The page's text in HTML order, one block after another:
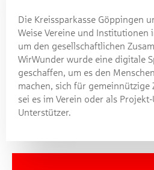
Die Kreissparkasse Göppingen
Weise Vereine und Institutionen
um den gesellschaftlichen
WirWunder wurde eine digitale
geschaffen, um es den
machen, sich für gemeinnützige
sei es im Verein oder als
Unterstützer.